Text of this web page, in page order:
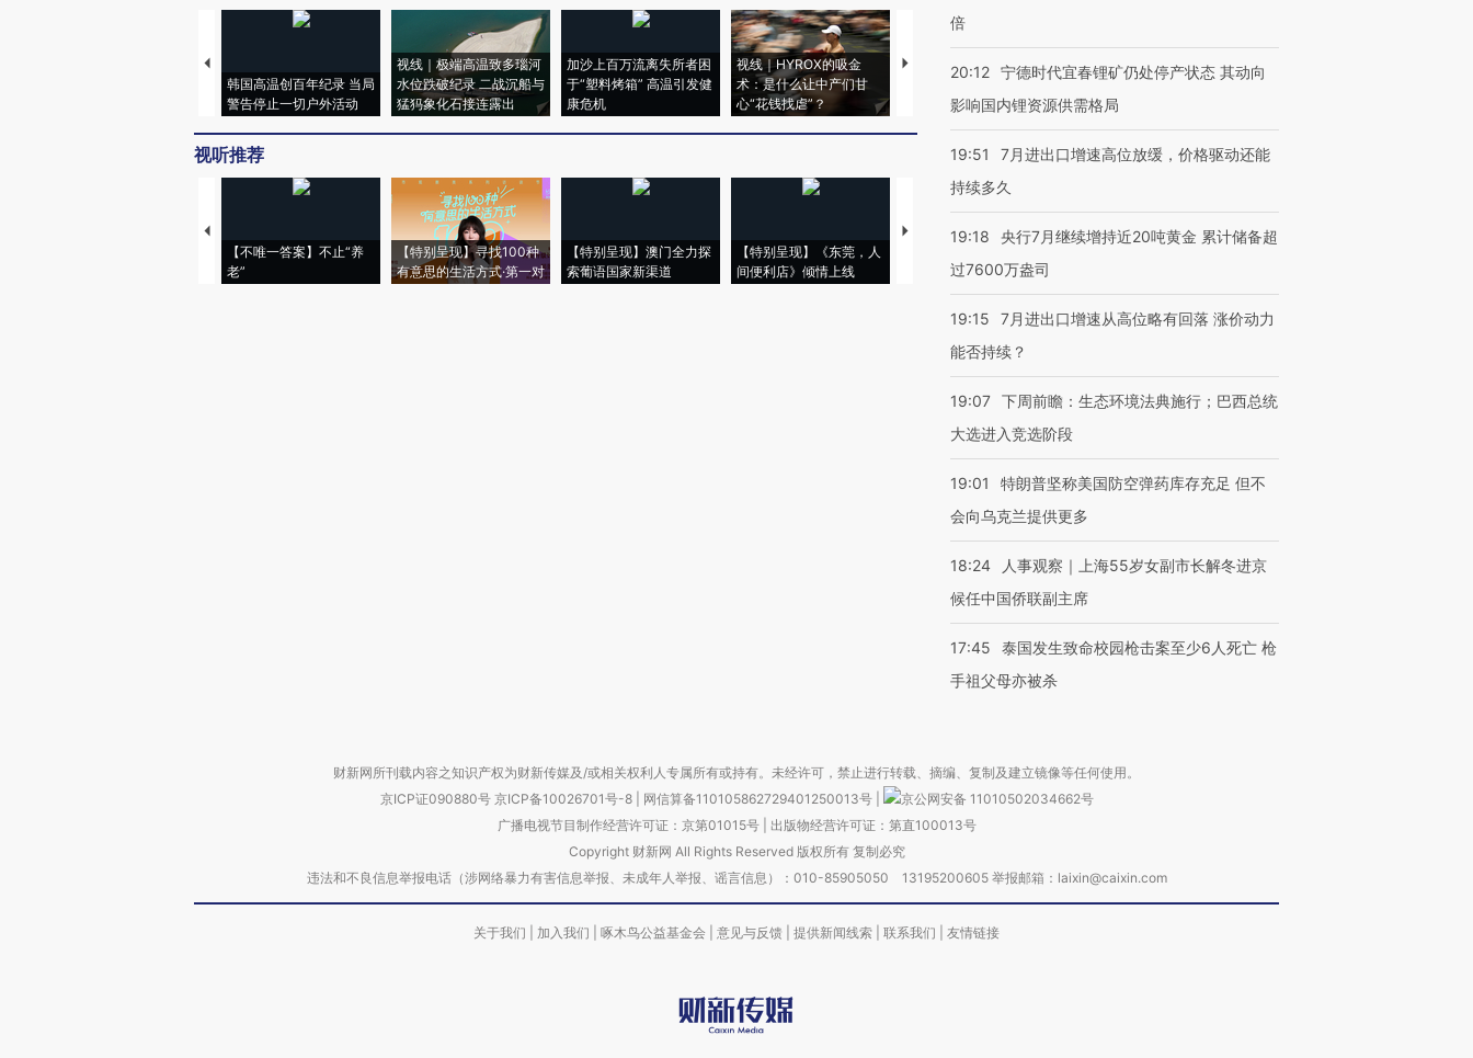
韩国高温创百年纪录 当局
警告停止一切户外活动
视线｜极端高温致多瑙河
水位跌破纪录 二战沉船与
猛犸象化石接连露出
加沙上百万流离失所者困
于“塑料烤箱” 高温引发健
康危机
视线｜HYROX的吸金
术：是什么让中产们甘
心“花钱找虐”？
马航飞行员跨国走私7万
粒摇头丸 尿检体内含3种
视线｜被称为“蟑螂”的印
度Z世代 用街头抗争将教
育部长拱下台
视线｜“入侵”还是“人道危
机”？难民潮撕裂西班牙
视听推荐
【不唯一答案】不止“养
老”
【特别呈现】寻找100种
有意思的生活方式·第一对
【特别呈现】澳门全力探
索葡语国家新渠道
【特别呈现】《东莞，人
间便利店》倾情上线
【推广】走进第四届链博
【商旅对话】华住集团
倍
20:12 宁德时代宜春锂矿仍处停产状态 其动向
影响国内锂资源供需格局
19:51
7月进出口增速高位放缓，价格驱动还能
持续多久
19:18
央行7月继续增持近20吨黄金 累计储备超
过7600万盎司
19:15
7月进出口增速从高位略有回落 涨价动力
能否持续？
19:07 下周前瞻：生态环境法典施行；巴西总统
大选进入竞选阶段
19:01
特朗普坚称美国防空弹药库存充足 但不
会向乌克兰提供更多
18:24
人事观察｜上海55岁女副市长解冬进京
候任中国侨联副主席
17:45
泰国发生致命校园枪击案至少6人死亡 枪
手祖父母亦被杀
财新网所刊载内容之知识产权为财新传媒及/或相关权利人专属所有或持有。未经许可，禁止进行转载、摘编、复制及建立镜像等任何使用。
京ICP证090880号 京ICP备10026701号-8 网信算备110105862729401250013号
京公网安备 11010502034662号
广播电视节目制作经营许可证：京第01015号| 出版物经营许可证：第直100013号
Copyright 财新网 All Rights Reserved 版权所有 复制必究
违法和不良信息举报电话（涉网络暴力有害信息举报、未成年人举报、谣言信息）：010-85905050 13195200605 举报邮箱：laixin@caixin.com
关于我们 加入我们 啄木鸟公益基金会 意见与反馈 提供新闻线索 联系我们 友情链接